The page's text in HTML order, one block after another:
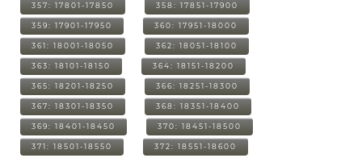
357: 17801-17850 358: 17851-17900
359: 17901-17950 360: 17951-18000
361: 18001-18050 362: 18051-18100
363: 18101-18150 364: 18151-18200
365: 18201-18250 366: 18251-18300
367: 18301-18350 368: 18351-18400
369: 18401-18450 370: 18451-18500
371: 18501-18550 372: 18551-18600